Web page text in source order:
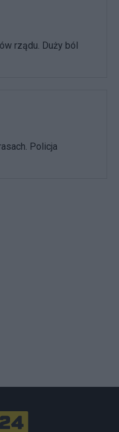
rządu. Duży ból
Policja